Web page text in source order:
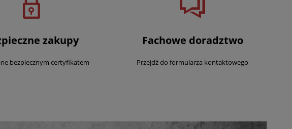
zakupy
bezpiecznym certyfikatem
Fachowe doradztwo
Przejdź do formularza kontaktowego